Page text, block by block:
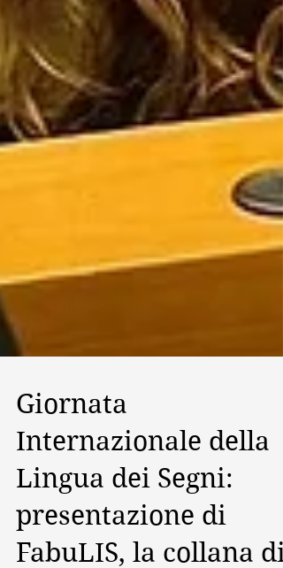
Giornata
Internazionale della
Lingua dei Segni:
presentazione di